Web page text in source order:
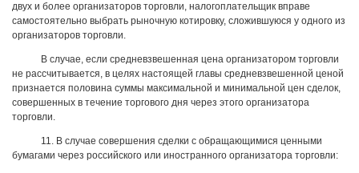
двух и более организаторов торговли, налогоплательщик вправе
самостоятельно выбрать рыночную котировку, сложившуюся у одного из
организаторов торговли.
В случае, если средневзвешенная цена организатором торговли
не рассчитывается, в целях настоящей главы средневзвешенной ценой
признается половина суммы максимальной и минимальной цен сделок,
совершенных в течение торгового дня через этого организатора
торговли.
11. В случае совершения сделки с обращающимися ценными
бумагами через российского или иностранного организатора торговли: